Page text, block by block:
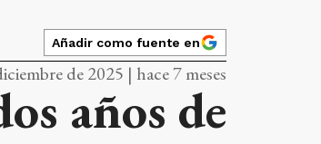
Añadir como fuente en
de 2025 | hace 7 meses
años de